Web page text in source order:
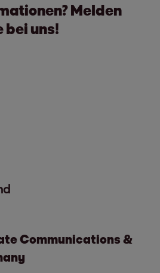
Melden
bei uns!
Communications &